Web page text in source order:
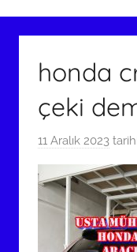
honda
çeki
11 Aralık 2023